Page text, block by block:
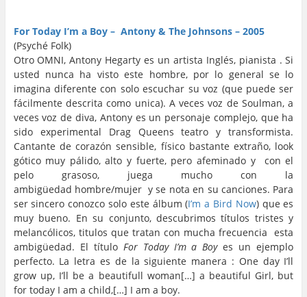
For Today I’m a Boy – Antony & The Johnsons – 2005
(Psyché Folk)
Otro OMNI, Antony Hegarty es un artista Inglés, pianista . Si
usted nunca ha visto este hombre, por lo general se lo
imagina diferente con solo escuchar su voz (que puede ser
fácilmente descrita como unica). A veces voz de Soulman, a
veces voz de diva, Antony es un personaje complejo, que ha
sido experimental Drag Queens teatro y transformista.
Cantante de corazón sensible, físico bastante extraño, look
gótico muy pálido, alto y fuerte, pero afeminado y con el
pelo grasoso, juega mucho con la
ambigüedad hombre/mujer y se nota en su canciones. Para
ser sincero conozco solo este álbum (I’m a Bird Now) que es
muy bueno. En su conjunto, descubrimos títulos tristes y
melancólicos, titulos que tratan con mucha frecuencia esta
ambigüedad. El título For Today I’m a Boyes un ejemplo
perfecto. La letra es de la siguiente manera : One day I’ll
grow up, I’ll be a beautifull woman[…] a beautiful Girl, but
for today I am a child,[…] I am a boy.